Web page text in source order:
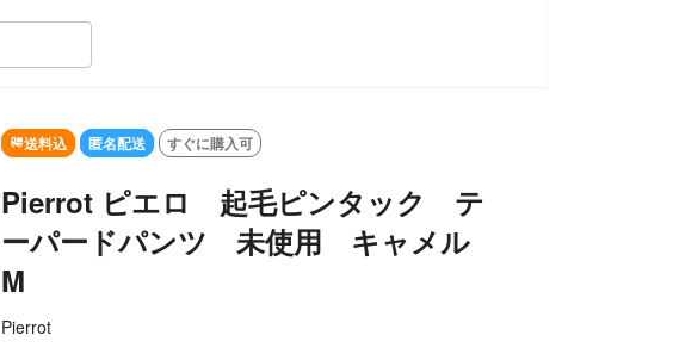
SOLD OUT
送料込 匿名配送 すぐに購入可
Pierrot ピエロ 起毛ピンタック テ
ーパードパンツ 未使用 キャメル
M
Pierrot